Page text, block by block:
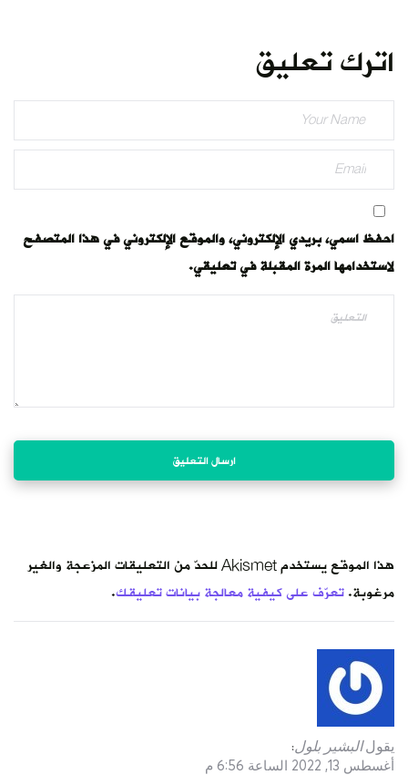
اترك تعليق
احفظ اسمي، بريدي الإلكتروني، والموقع الإلكتروني في هذا المتصفح
لاستخدامها المرة المقبلة في تعليقي.
هذا الموقع يستخدم Akismet للحدّ من التعليقات المزعجة والغير
مرغوبة.تعرّف على كيفية معالجة بيانات تعليقك.
يقول البشير بلول:
أغسطس 13, 2022 الساعة 6:56 م